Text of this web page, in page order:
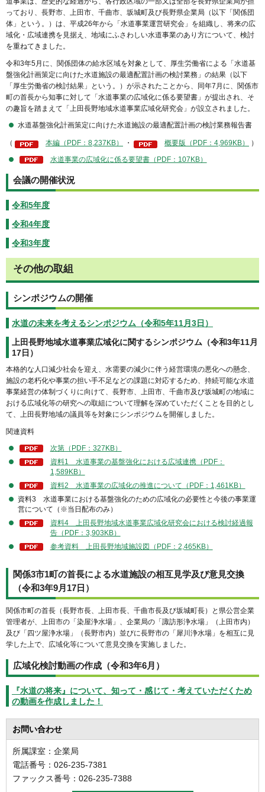
っており、長野市、上田市、千曲市、坂城町及び長野県企業局（以下「関係団
体」という。）は、平成26年から「水道事業運営研究会」を組織し、将来の広
域化・広域連携を見据え、地域にふさわしい水道事業のあり方について、検討
を重ねてきました。
令和3年5月に、関係団体の給水区域を対象として、厚生労働省による「水道基
盤強化計画策定に向けた水道施設の最適配置計画の検討業務」の結果（以下
「厚生労働省の検討結果」という。）が示されたことから、同年7月に、関係市
町の首長から知事に対して「水道事業の広域化に係る要望書」が提出され、そ
の趣旨を踏まえて「上田長野地域水道事業広域化研究会」が設立されました。
水道基盤強化計画策定に向けた水道施設の最適配置計画の検討業務報告書
（ 本編（PDF：8,237KB） ・ 概要版（PDF：4,969KB）
）
水道事業の広域化に係る要望書（PDF：107KB）
会議の開催状況
令和5年度
令和4年度
令和3年度
その他の取組
シンポジウムの開催
水道の未来を考えるシンポジウム（令和5年11月3日）
上田長野地域水道事業広域化に関するシンポジウム（令和3年11月
17日）
本格的な人口減少社会を迎え、水需要の減少に伴う経営環境の悪化への懸念、
施設の老朽化や事業の担い手不足などの課題に対応するため、持続可能な水道
事業経営の体制づくりに向けて、長野市、上田市、千曲市及び坂城町の地域に
おける広域化等の研究への取組について理解を深めていただくことを目的とし
て、上田長野地域の議員等を対象にシンポジウムを開催しました。
関連資料
次第（PDF：327KB）
資料1 水道事業の基盤強化における広域連携（PDF：
1,589KB）
資料2 水道事業の広域化の推進について（PDF：1,461KB）
資料3 水道事業における基盤強化のための広域化の必要性と今後の事業運
営について（※当日配布のみ）
資料4 上田長野地域水道事業広域化研究会における検討経過報
告（PDF：3,903KB）
参考資料 上田長野地域施設図（PDF：2,465KB）
関係3市1町の首長による水道施設の相互見学及び意見交換
（令和3年9月17日）
関係市町の首長（長野市長、上田市長、千曲市長及び坂城町長）と県公営企業
管理者が、上田市の「染屋浄水場」、企業局の「諏訪形浄水場」（上田市内）
及び「四ツ屋浄水場」（長野市内）並びに長野市の「犀川浄水場」を相互に見
学した上で、広域化等について意見交換を実施しました。
広域化検討動画の作成（令和3年6月）
『水道の将来』について、知って・感じて・考えていただくため
の動画を作成しました！
お問い合わせ
所属課室：企業局
電話番号：026-235-7381
ファックス番号：026-235-7388